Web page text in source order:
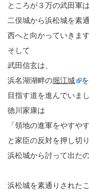
ところが３万の武田軍は
二俣城から浜松城を素
西へと向かっていきます
そして
武田信玄は、
浜名湖湖畔の堀江城
を
目指す道を進んでいまし
徳川家康は
「領地の進軍をやすや
と家臣の反対を押し切り
浜松城から討って出たの
浜松城を素通りされたこ